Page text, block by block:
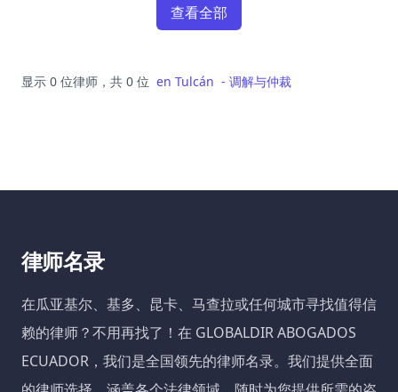
查看全部
显示 0 位律师，共 0 位 en Tulcán - 调解与仲裁
律师名录
在瓜亚基尔、基多、昆卡、马查拉或任何城市寻找值得信
赖的律师？不用再找了！在 GLOBALDIR ABOGADOS
ECUADOR，我们是全国领先的律师名录。我们提供全面